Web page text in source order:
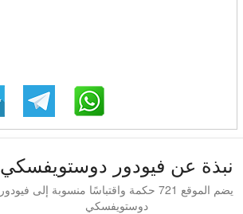
نبذة عن فيودور دوستويفسكي
يضم الموقع 721 حكمة واقتباسًا منسوبة إلى فيودور
دوستويفسكي